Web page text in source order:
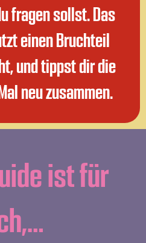
fragen sollst. Das
einen Bruchteil
und tippst dir die
neu zusammen.
ist für